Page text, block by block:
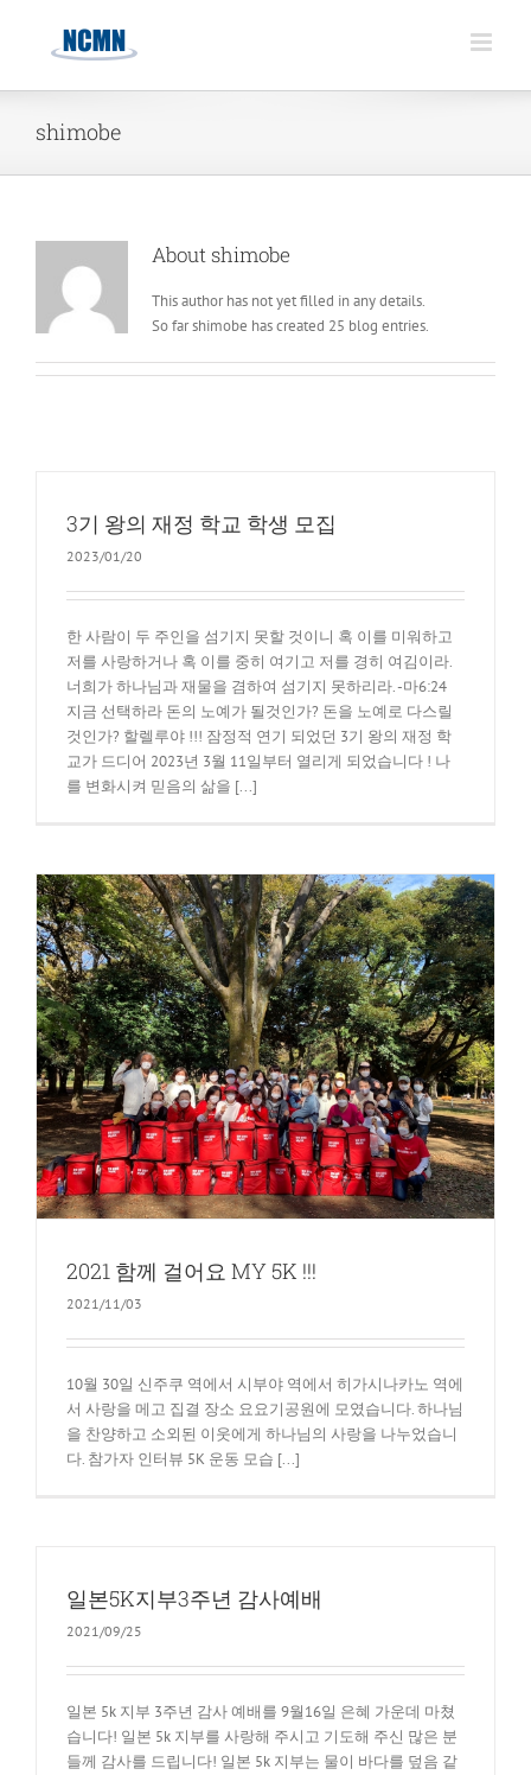
shimobe
Aboutshimobe
This author has not yet filled in any details.
So far shimobe has created 25 blog entries.
3기 왕의 재정 학교 학생 모집
2023/01/20
한 사람이 두 주인을 섬기지 못할 것이니 혹 이를 미워하고
저를 사랑하거나 혹 이를 중히 여기고 저를 경히 여김이라.
너희가 하나님과 재물을 겸하여 섬기지 못하리라. -마6:24
지금 선택하라 돈의 노예가 될것인가? 돈을 노예로 다스릴
것인가? 할렐루야 !!! 잠정적 연기 되었던 3기 왕의 재정 학
교가 드디어 2023년 3월 11일부터 열리게 되었습니다 ! 나
를 변화시켜 믿음의 삶을 [...]
2021 함께 걸어요 MY 5K !!!
2021/11/03
10월 30일 신주쿠 역에서 시부야 역에서 히가시나카노 역에
서 사랑을 메고 집결 장소 요요기공원에 모였습니다. 하나님
을 찬양하고 소외된 이웃에게 하나님의 사랑을 나누었습니
다. 참가자 인터뷰 5K 운동 모습 [...]
일본5K지부3주년 감사예배
2021/09/25
일본 5k 지부 3주년 감사 예배를 9월16일 은혜 가운데 마쳤
습니다! 일본 5k 지부를 사랑해 주시고 기도해 주신 많은 분
들께 감사를 드립니다! 일본 5k 지부는 물이 바다를 덮음 같